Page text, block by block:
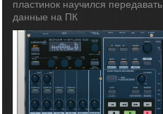
пластинок научился передавать
данные на ПК